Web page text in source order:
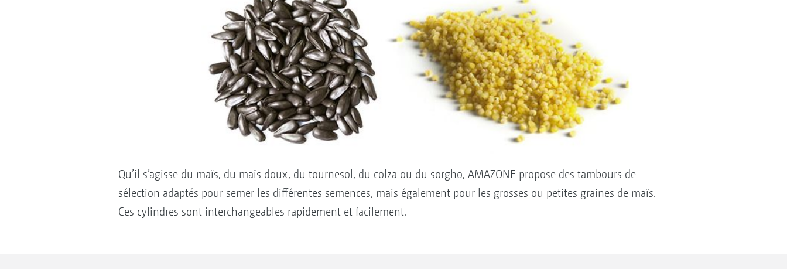
Qu’il s’agisse du maïs, du maïs doux, du tournesol, du colza ou du sorgho, AMAZONE propose des tambours de
sélection adaptés pour semer les différentes semences, mais également pour les grosses ou petites graines de maïs.
Ces cylindres sont interchangeables rapidement et facilement.